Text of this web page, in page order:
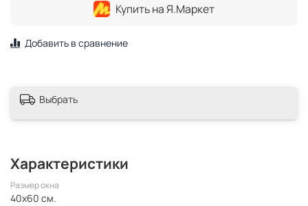
Купить на Я.Маркет
Добавить в сравнение
Выбрать
Характеристики
Размер окна
40x60 см.